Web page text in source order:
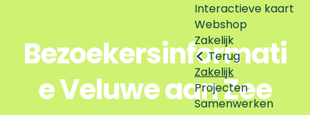
Interactieve kaart
Webshop
Zakelijk
Terug
Zakelijk
Projecten
Samenwerken
Bezoekersinformati
e Veluwe aan Zee